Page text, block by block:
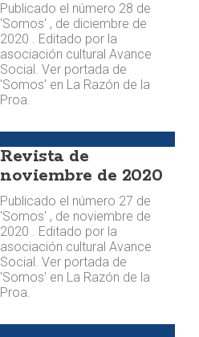
Publicado el número 28 de
'Somos' , de diciembre de
2020 . Editado por la
asociación cultural Avance
Social. Ver portada de
'Somos' en La Razón de la
Proa.
Revista de
noviembre de 2020
Publicado el número 27 de
'Somos' , de noviembre de
2020 . Editado por la
asociación cultural Avance
Social. Ver portada de
'Somos' en La Razón de la
Proa.